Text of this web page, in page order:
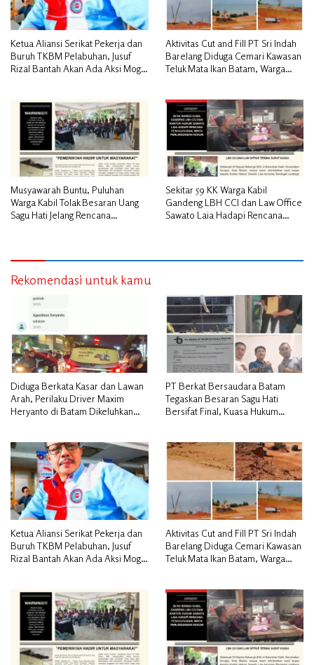
Ketua Aliansi Serikat Pekerja dan
Buruh TKBM Pelabuhan, Jusuf
Rizal Bantah Akan Ada Aksi Mogol
Aktivitas Cut and Fill PT Sri Indah
Barelang Diduga Cemari Kawasan
Teluk Mata Ikan Batam, Warga
Musyawarah Buntu, Puluhan
Warga Kabil Tolak Besaran Uang
Sagu Hati Jelang Rencana
Sekitar 59 KK Warga Kabil
Gandeng LBH CCI dan Law Office
Sawato Laia Hadapi Rencana
Rekomendasi untuk kamu
Diduga Berkata Kasar dan Lawan
Arah, Perilaku Driver Maxim
Heryanto di Batam Dikeluhkan
PT Berkat Bersaudara Batam
Tegaskan Besaran Sagu Hati
Bersifat Final, Kuasa Hukum
Ketua Aliansi Serikat Pekerja dan
Buruh TKBM Pelabuhan, Jusuf
Rizal Bantah Akan Ada Aksi Mogol
Aktivitas Cut and Fill PT Sri Indah
Barelang Diduga Cemari Kawasan
Teluk Mata Ikan Batam, Warga